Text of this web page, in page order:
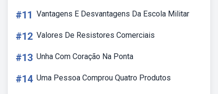
#11 Vantagens E Desvantagens Da Escola Militar
#12 Valores De Resistores Comerciais
#13 Unha Com Coração Na Ponta
#14 Uma Pessoa Comprou Quatro Produtos